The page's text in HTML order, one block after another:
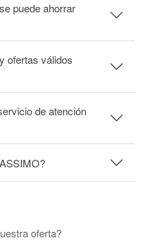
puede ahorrar
ofertas válidos
de atención
oferta?